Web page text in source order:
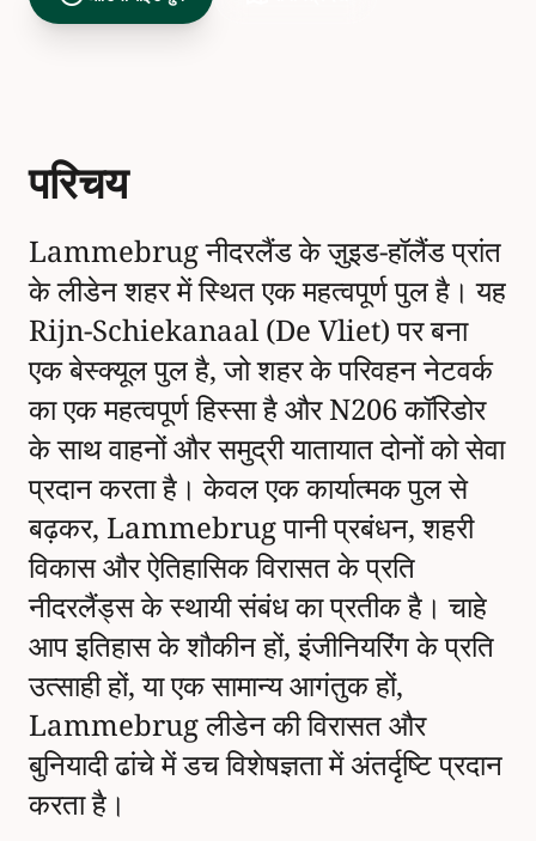
परिचय
Lammebrug नीदरलैंड के ज़ुइड-हॉलैंड प्रांत
के लीडेन शहर में स्थित एक महत्वपूर्ण पुल है। यह
Rijn-Schiekanaal (De Vliet) पर बना
एक बेस्क्यूल पुल है, जो शहर के परिवहन नेटवर्क
का एक महत्वपूर्ण हिस्सा है और N206 कॉरिडोर
के साथ वाहनों और समुद्री यातायात दोनों को सेवा
प्रदान करता है। केवल एक कार्यात्मक पुल से
बढ़कर, Lammebrug पानी प्रबंधन, शहरी
विकास और ऐतिहासिक विरासत के प्रति
नीदरलैंड्स के स्थायी संबंध का प्रतीक है। चाहे
आप इतिहास के शौकीन हों, इंजीनियरिंग के प्रति
उत्साही हों, या एक सामान्य आगंतुक हों,
Lammebrug लीडेन की विरासत और
बुनियादी ढांचे में डच विशेषज्ञता में अंतर्दृष्टि प्रदान
करता है।